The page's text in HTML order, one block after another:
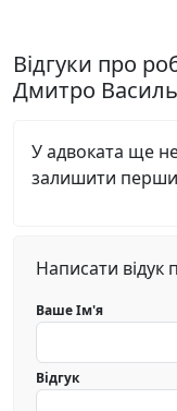
Відгуки про
Дмитро
У адвоката ще
залишити
Написати відук
Ваше Ім'я
Відгук